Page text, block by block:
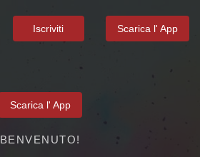
Iscriviti Scarica l' App
Scarica l' App
BENVENUTO!